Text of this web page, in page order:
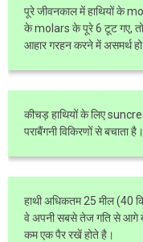
पूरे जीवनकाल में हाथियों के
के molars के पूरे 6 टूट गए, तो
आहार गरहन करने में असमर्थ हो
कीचड़ हाथियों के लिए
पराबैंगनी विकिरणों से बचाता
हाथी अधिकतम 25 मील (40
वे अपनी सबसे तेज गति से आगे
कम एक पैर रखें होते है।